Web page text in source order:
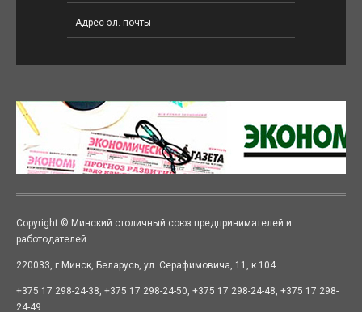
Copyright © Минский столичный союз предпринимателей и
работодателей
220033, г.Минск, Беларусь, ул. Серафимовича, 11, к.104
+375 17 298-24-38, +375 17 298-24-50, +375 17 298-24-48, +375 17 298-
24-49